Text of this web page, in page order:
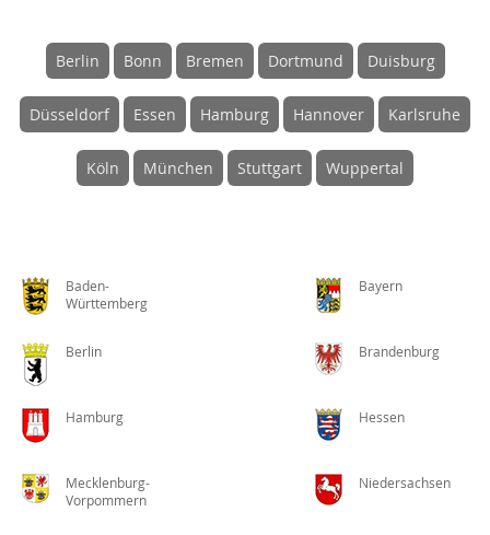
Berlin Bonn Bremen Dortmund Duisburg
Düsseldorf Essen Hamburg Hannover Karlsruhe
Köln München Stuttgart Wuppertal
Baden-
Württemberg
Bayern
Berlin Brandenburg
Hamburg Hessen
Mecklenburg-
Vorpommern
Niedersachsen